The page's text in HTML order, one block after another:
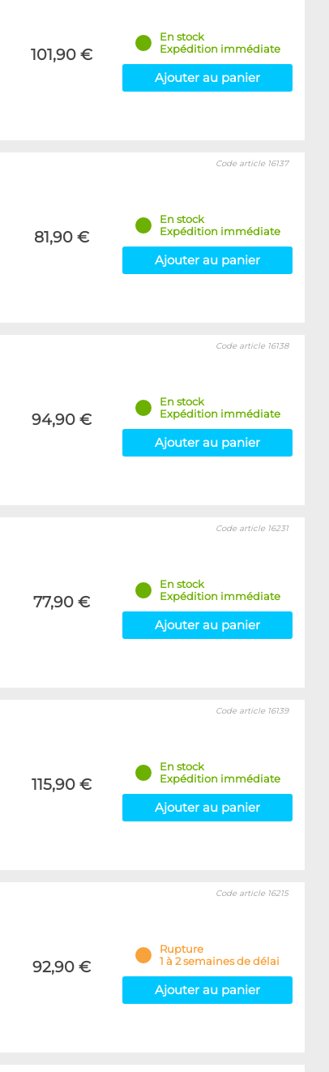
101,90 €
En stock
Expédition immédiate
Ajouter au panier
81,90 €
Code article 16137
En stock
Expédition immédiate
Ajouter au panier
94,90 €
Code article 16138
En stock
Expédition immédiate
Ajouter au panier
77,90 €
Code article 16231
En stock
Expédition immédiate
Ajouter au panier
115,90 €
Code article 16139
En stock
Expédition immédiate
Ajouter au panier
92,90 €
Code article 16215
Rupture
1 à 2 semaines de délai
Ajouter au panier